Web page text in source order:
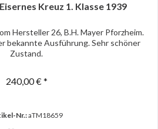
Kreuz 1. Klasse 1939
Hersteller 26, B.H. Mayer Pforzheim.
bekannte Ausführung. Sehr schöner
Zustand.
240,00 € *
Nr.:aTM18659